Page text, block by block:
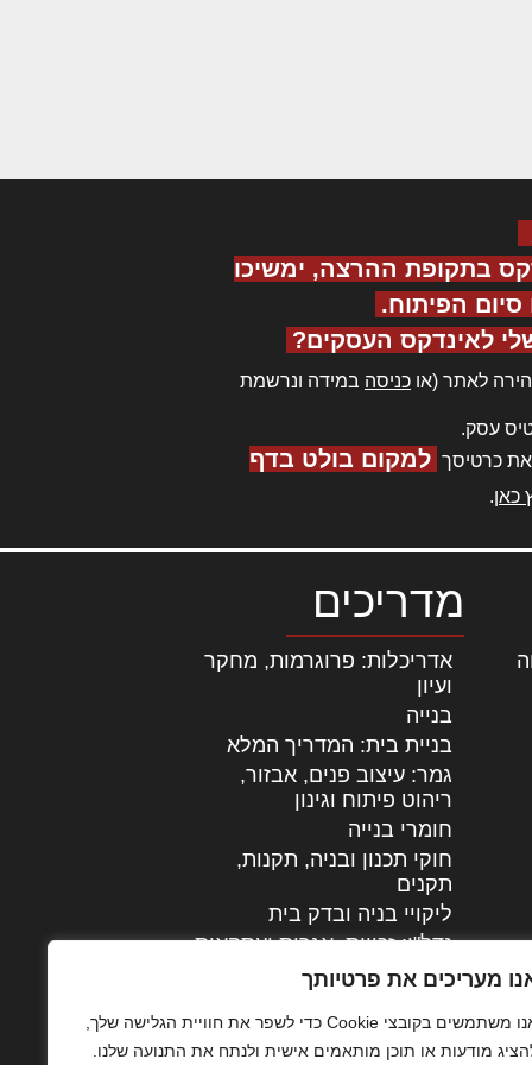
מעריכים את פרטיותך
אנו משתמשים בקובצי Cookie כדי לשפר את חוויית הגלישה שלך,
מודעות או תוכן מותאמים אישית ולנתח את התנועה שלנו.
בתקופת ההרצה, ימשיכו
הפיתוח.
לאינדקס העסקים?
לאתר (או כניסה במידה ונרשמת
עסק.
כרטיסך למקום בולט בדף
כאן.
מדריכים
אדריכלות: פרוגרמות, מחקר
ועיון
בנייה
בניית בית: המדריך המלא
גמר: עיצוב פנים, אבזור,
ריהוט פיתוח וגינון
חומרי בנייה
חוקי תכנון ובניה, תקנות,
תקנים
ליקויי בניה ובדק בית
נדל"ן: זכויות, אגרות ועסקאות
עיצוב הבית
מתקדמות
צילום אדריכלי